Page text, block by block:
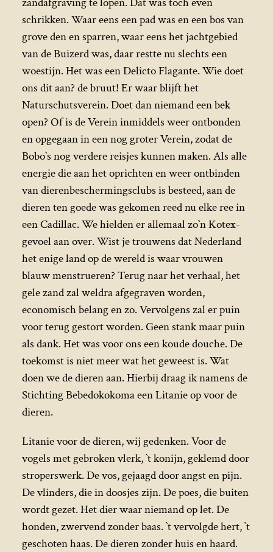
schrikken. Waar eens een pad was en een bos van
grove den en sparren, waar eens het jachtgebied
van de Buizerd was, daar restte nu slechts een
woestijn. Het was een Delicto Flagante. Wie doet
ons dit aan? de bruut! Er waar blijft het
Naturschutsverein. Doet dan niemand een bek
open? Of is de Verein inmiddels weer ontbonden
en opgegaan in een nog groter Verein, zodat de
Bobo`s nog verdere reisjes kunnen maken. Als alle
energie die aan het oprichten en weer ontbinden
van dierenbeschermingsclubs is besteed, aan de
dieren ten goede was gekomen reed nu elke ree in
een Cadillac. We hielden er allemaal zo`n Kotex-
gevoel aan over. Wist je trouwens dat Nederland
het enige land op de wereld is waar vrouwen
blauw menstrueren? Terug naar het verhaal, het
gele zand zal weldra afgegraven worden,
economisch belang en zo. Vervolgens zal er puin
voor terug gestort worden. Geen stank maar puin
als dank. Het was voor ons een koude douche. De
toekomst is niet meer wat het geweest is. Wat
doen we de dieren aan. Hierbij draag ik namens de
Stichting Bebedokokoma een Litanie op voor de
dieren.
Litanie voor de dieren, wij gedenken. Voor de
vogels met gebroken vlerk, `t konijn, geklemd door
stroperswerk. De vos, gejaagd door angst en pijn.
De vlinders, die in doosjes zijn. De poes, die buiten
wordt gezet. Het dier waar niemand op let. De
honden, zwervend zonder baas. `t vervolgde hert, `t
geschoten haas. De dieren zonder huis en haard.